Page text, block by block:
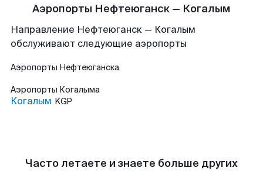
Аэропорты Нефтеюганск — Когалым
Направление Нефтеюганск — Когалым
обслуживают следующие аэропорты
Аэропорты Нефтеюганска
Аэропорты Когалыма
Когалым KGP
Часто летаете и знаете больше других